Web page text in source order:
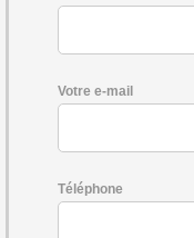
Votre e-mail
Téléphone